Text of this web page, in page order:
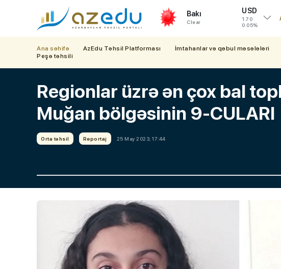
Bakı
Clear
USD
1.70
0.05%
Ana səhifə AzEdu Təhsil Platforması İmtahanlar və qəbul məsələləri
Peşə təhsili
Regionlar üzrə ən çox bal
Muğan bölgəsinin 9-CULARI
Orta təhsil Reportaj 25 May 2023, 17:44